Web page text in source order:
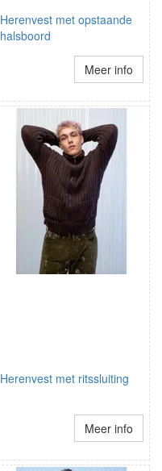
Herenvest met opstaande
halsboord
Meer info
Herenvest met ritssluiting
Meer info